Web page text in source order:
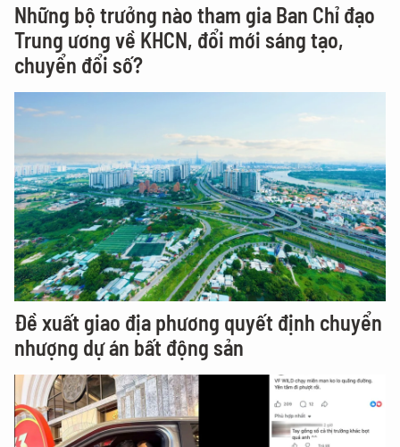
Những bộ trưởng nào tham gia Ban Chỉ đạo
Trung ương về KHCN, đổi mới sáng tạo,
chuyển đổi số?
Đề xuất giao địa phương quyết định chuyển
nhượng dự án bất động sản